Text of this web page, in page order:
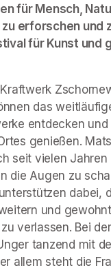
für Mensch,
erforschen und
für Kunst und
das
entdecken
genießen.
seit vielen Jahren
die Augen zu
dabei,
und
verlassen. Bei der
tanzend mit
allem steht die